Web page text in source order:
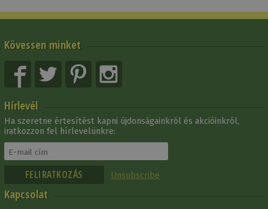
Kövessen minket
Hírlevél
Ha szeretne értesítést kapni újdonságainkról és akcióinkról,
iratkozzon fel hírlevelünkre:
Unsubscribe
Kapcsolat